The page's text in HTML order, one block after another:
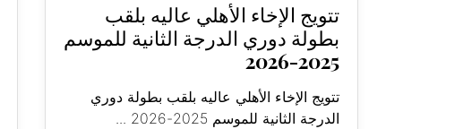
تتويج الإخاء الأهلي عاليه بلقب
بطولة دوري الدرجة الثانية للموسم
2025-2026
تتويج الإخاء الأهلي عاليه بلقب بطولة دوري
الدرجة الثانية للموسم 2025-2026 ...